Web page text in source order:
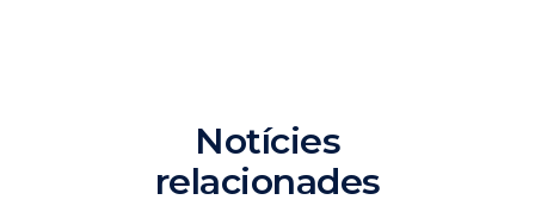
Notícies
relacionades